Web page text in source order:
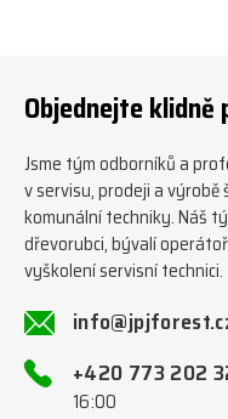
Objednejte
Jsme tým odborníků a
v servisu, prodeji a výrobě
komunální techniky. Náš
dřevorubci, bývalí
vyškolení servisní technici.
+420 773 202
16:00